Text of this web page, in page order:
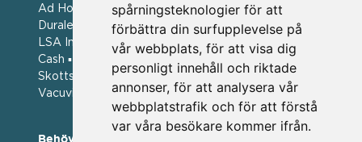
spårningsteknologier för att
förbättra din surfupplevelse på
vår webbplats, för att visa dig
personligt innehåll och riktade
annonser, för att analysera vår
webbplatstrafik och för att förstå
var våra besökare kommer ifrån.
Ad Hoc ▪ Bialetti ▪ Cole & Mason ▪ Caps Me ▪
Duralex ▪ Forged ▪ G3 Ferrari ▪ Ken Hom ▪ Kilner ▪
LSA International ▪ Laguiole Style de Vie ▪ Mason
Cash ▪ Pintinox ▪ Plate-it ▪ Price and Kengsington ▪
Skottsberg ▪ Scandinavian Home ▪ Style de Vie ▪
Vacuvin ▪ Viners ▪ Zack ▪ Zyliss
Behöver du hjälp att beställa?